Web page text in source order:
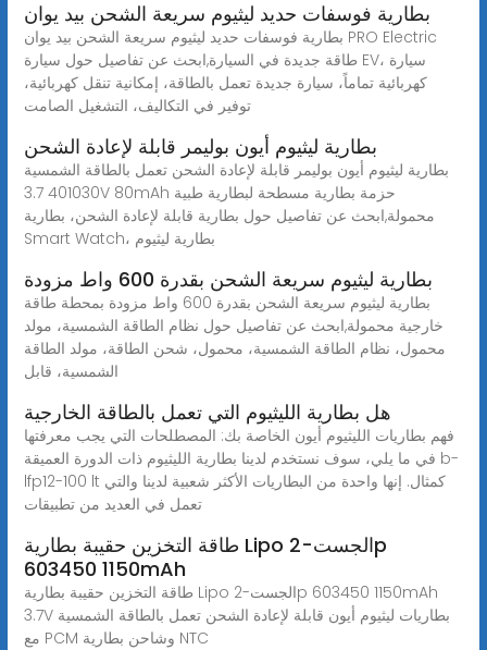
بطارية فوسفات حديد ليثيوم سريعة الشحن بيد يوان
بطارية فوسفات حديد ليثيوم سريعة الشحن بيد يوان PRO Electric
طاقة جديدة في السيارة,ابحث عن تفاصيل حول سيارة EV، سيارة
كهربائية تماماً، سيارة جديدة تعمل بالطاقة، إمكانية تنقل كهربائية،
توفير في التكاليف، التشغيل الصامت
بطارية ليثيوم أيون بوليمر قابلة لإعادة الشحن
بطارية ليثيوم أيون بوليمر قابلة لإعادة الشحن تعمل بالطاقة الشمسية
401030 3.7V 80mAh حزمة بطارية مسطحة لبطارية طبية
محمولة,ابحث عن تفاصيل حول بطارية قابلة لإعادة الشحن، بطارية
Smart Watch، بطارية ليثيوم
بطارية ليثيوم سريعة الشحن بقدرة 600 واط مزودة
بطارية ليثيوم سريعة الشحن بقدرة 600 واط مزودة بمحطة طاقة
خارجية محمولة,ابحث عن تفاصيل حول نظام الطاقة الشمسية، مولد
محمول، نظام الطاقة الشمسية، محمول، شحن الطاقة، مولد الطاقة
الشمسية، قابل
هل بطارية الليثيوم التي تعمل بالطاقة الخارجية
فهم بطاريات الليثيوم أيون الخاصة بك: المصطلحات التي يجب معرفتها
في ما يلي، سوف نستخدم لدينا بطارية الليثيوم ذات الدورة العميقة b-
lfp12-100 lt كمثال. إنها واحدة من البطاريات الأكثر شعبية لدينا والتي
تعمل في العديد من تطبيقات
طاقة التخزين حقيبة بطارية Lipo الجست-2p
603450 1150mAh
طاقة التخزين حقيبة بطارية Lipo الجست-2p 603450 1150mAh
3.7V بطاريات ليثيوم أيون قابلة لإعادة الشحن تعمل بالطاقة الشمسية
مع PCM وشاحن بطارية NTC